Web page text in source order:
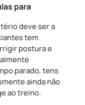
para
deve ser a
tem
postura e
parado, tens
ainda não
ao treino.